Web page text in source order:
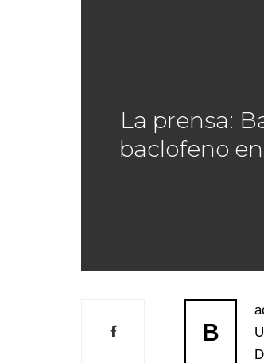
La prensa:
baclofeno
B